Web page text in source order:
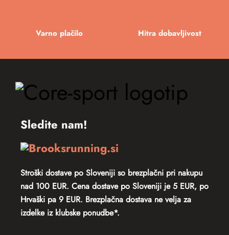
Varno plačilo Hitra dobavljivost
Sledite nam!
Stroški dostave po Sloveniji so brezplačni pri nakupu
nad 100 EUR. Cena dostave po Sloveniji je 5 EUR, po
Hrvaški pa 9 EUR. Brezplačna dostava ne velja za
izdelke iz klubske ponudbe*.